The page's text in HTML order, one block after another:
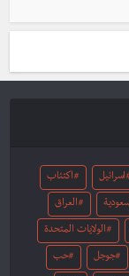
اسرائيل اكتئاب
العراق
الولايات المتحدة
جوجل حب